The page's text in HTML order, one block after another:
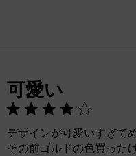
可愛い
デザインが可愛いすぎて
その前ゴルドの色買った